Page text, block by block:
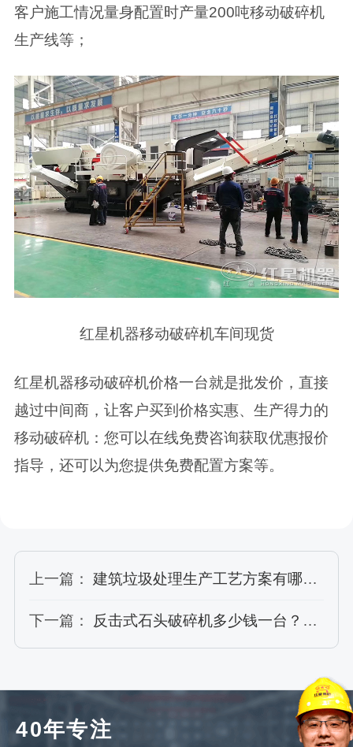
客户施工情况量身配置时产量200吨移动破碎机
生产线等；
红星机器移动破碎机车间现货
红星机器移动破碎机价格一台就是批发价，直接
越过中间商，让客户买到价格实惠、生产得力的
移动破碎机：您可以在线免费咨询获取优惠报价
指导，还可以为您提供免费配置方案等。
上一篇： 建筑垃圾处理生产工艺方案有哪些？建筑垃圾处理厂手续
下一篇： 反击式石头破碎机多少钱一台？pf-1010型号参数
40年专注